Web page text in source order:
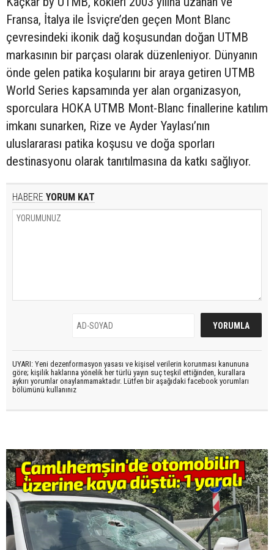
Fransa, İtalya ile İsviçre’den geçen Mont Blanc
çevresindeki ikonik dağ koşusundan doğan UTMB
markasının bir parçası olarak düzenleniyor. Dünyanın
önde gelen patika koşularını bir araya getiren UTMB
World Series kapsamında yer alan organizasyon,
sporculara HOKA UTMB Mont-Blanc finallerine katılım
imkanı sunarken, Rize ve Ayder Yaylası’nın
uluslararası patika koşusu ve doğa sporları
destinasyonu olarak tanıtılmasına da katkı sağlıyor.
HABERE YORUM KAT
UYARI: Yeni dezenformasyon yasası ve kişisel verilerin korunması kanununa
göre; kişilik haklarına yönelik her türlü yayın suç teşkil ettiğinden, kurallara
aykırı yorumlar onaylanmamaktadır. Lütfen bir aşağıdaki facebook yorumları
bölümünü kullanınız